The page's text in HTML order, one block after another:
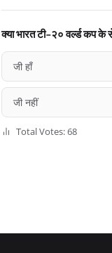
क्या भारत टी-२० वर्ल्ड कप के
जी हाँ
जी नहीं
Total Votes: 68